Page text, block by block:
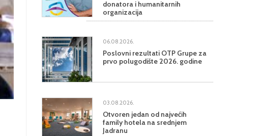
donatora i humanitarnih
organizacija
06.08.2026.
Poslovni rezultati OTP Grupe za
prvo polugodište 2026. godine
03.08.2026.
Otvoren jedan od najvećih
family hotela na srednjem
Jadranu